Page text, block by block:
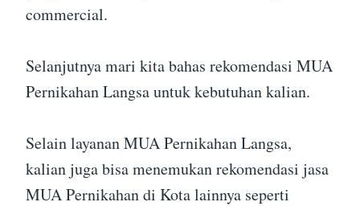
commercial.
Selanjutnya mari kita bahas rekomendasi MUA
Pernikahan Langsa untuk kebutuhan kalian.
Selain layanan MUA Pernikahan Langsa,
kalian juga bisa menemukan rekomendasi jasa
MUA Pernikahan di Kota lainnya seperti